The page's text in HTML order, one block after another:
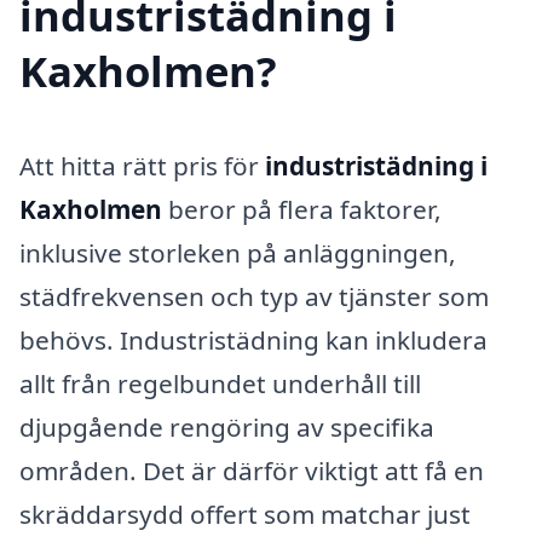
industristädning i
Kaxholmen?
Att hitta rätt pris för industristädning i
Kaxholmen beror på flera faktorer,
inklusive storleken på anläggningen,
städfrekvensen och typ av tjänster som
behövs. Industristädning kan inkludera
allt från regelbundet underhåll till
djupgående rengöring av specifika
områden. Det är därför viktigt att få en
skräddarsydd offert som matchar just